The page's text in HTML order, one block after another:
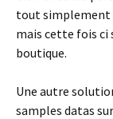
tout simplement
mais cette fois ci
boutique.
Une autre
samples datas